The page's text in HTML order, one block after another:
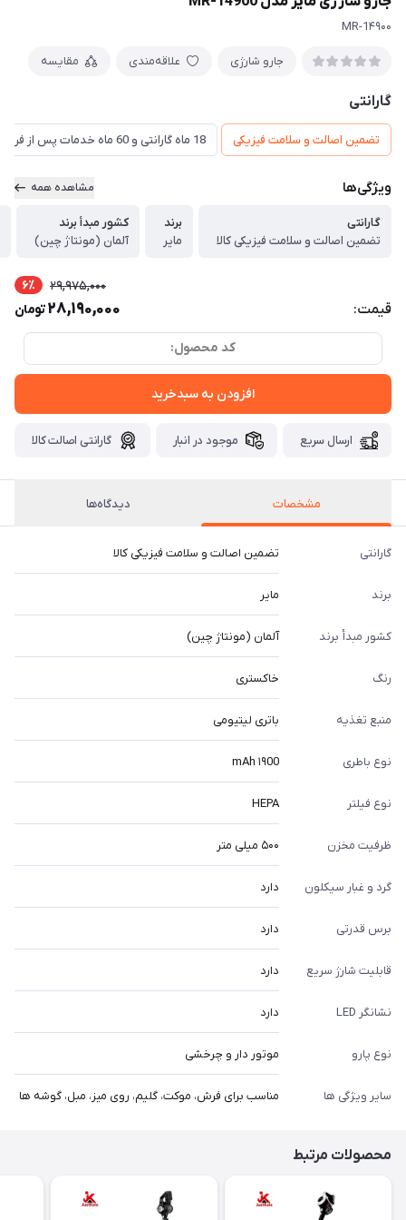
MR-1۴۹۰۰
جارو شارژی علاقه‌مندی مقایسه
گارانتی
تضمین اصالت و سلامت فیزیکی 18 ماه گارانتی و 60 ماه خدمات پس از فروش و گارانتی تعویض
ویژگی‌ها مشاهده همه
گارانتی
تضمین اصالت و سلامت فیزیکی کالا
برند
مایر
کشور مبدأ برند
آلمان (مونتاژ چین)
قیمت:
29,975,000 6٪
28,190,000تومان
کد محصول:
افزودن به سبدخرید
ارسال سریع موجود در انبار گارانتی اصالت کالا
مشخصات دیدگاه‌ها
گارانتی تضمین اصالت و سلامت فیزیکی کالا
برند مایر
کشور مبدأ برند آلمان (مونتاژ چین)
رنگ خاکستری
منبع تغذیه باتری لیتیومی
نوع باطری ۱۹00 mAh
نوع فیلتر HEPA
ظرفیت مخزن ۵۰۰ میلی متر
گرد و غبار سیکلون دارد
برس قدرتی دارد
قابلیت شارژ سریع دارد
نشانگر LED دارد
نوع پارو موتور دار و چرخشی
سایر ویژگی ها مناسب برای فرش، موکت، گلیم، روی میز، مبل، گوشه ها
محصولات مرتبط